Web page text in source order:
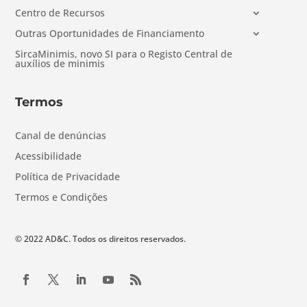
Centro de Recursos
Outras Oportunidades de Financiamento
SircaMinimis, novo SI para o Registo Central de
auxílios de minimis
Termos
Canal de denúncias
Acessibilidade
Política de Privacidade
Termos e Condições
© 2022 AD&C. Todos os direitos reservados.